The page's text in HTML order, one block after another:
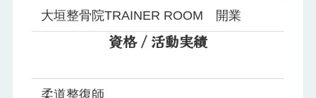
大垣整骨院TRAINER ROOM 開業
資格 / 活動実績
柔道整復師